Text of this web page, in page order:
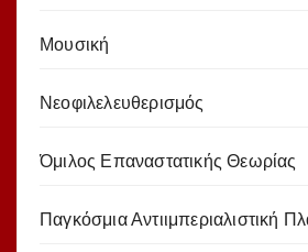
Μουσική
Νεοφιλελευθερισμός
Όμιλος Επαναστατικής Θεωρίας
Παγκόσμια Αντιιμπεριαλιστική